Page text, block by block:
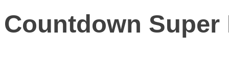
Countdown Super